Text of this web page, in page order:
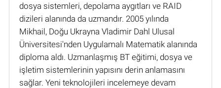
dosya sistemleri, depolama aygıtları ve RAID
dizileri alanında da uzmandır. 2005 yılında
Mikhail, Doğu Ukrayna Vladimir Dahl Ulusal
Üniversitesi'nden Uygulamalı Matematik alanında
diploma aldı. Uzmanlaşmış BT eğitimi, dosya ve
işletim sistemlerinin yapısını derin anlamasını
sağlar. Yeni teknolojileri incelemeye devam